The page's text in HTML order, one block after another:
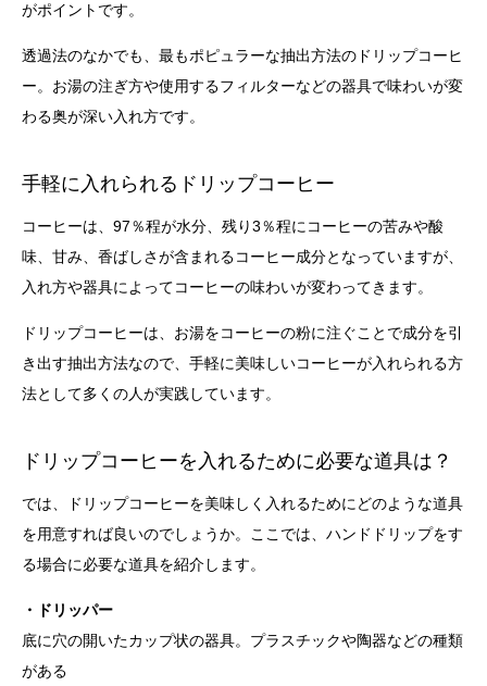
がポイントです。
透過法のなかでも、最もポピュラーな抽出方法のドリップコーヒ
ー。お湯の注ぎ方や使用するフィルターなどの器具で味わいが変
わる奥が深い入れ方です。
手軽に入れられるドリップコーヒー
コーヒーは、97％程が水分、残り3％程にコーヒーの苦みや酸
味、甘み、香ばしさが含まれるコーヒー成分となっていますが、
入れ方や器具によってコーヒーの味わいが変わってきます。
ドリップコーヒーは、お湯をコーヒーの粉に注ぐことで成分を引
き出す抽出方法なので、手軽に美味しいコーヒーが入れられる方
法として多くの人が実践しています。
ドリップコーヒーを入れるために必要な道具は？
では、ドリップコーヒーを美味しく入れるためにどのような道具
を用意すれば良いのでしょうか。ここでは、ハンドドリップをす
る場合に必要な道具を紹介します。
・ドリッパー
底に穴の開いたカップ状の器具。プラスチックや陶器などの種類
がある